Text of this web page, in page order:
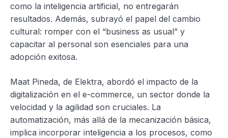
como la inteligencia artificial, no entregarán
resultados. Además, subrayó el papel del cambio
cultural: romper con el “business as usual” y
capacitar al personal son esenciales para una
adopción exitosa.
Maat Pineda, de Elektra, abordó el impacto de la
digitalización en el e-commerce, un sector donde la
velocidad y la agilidad son cruciales. La
automatización, más allá de la mecanización básica,
implica incorporar inteligencia a los procesos, como